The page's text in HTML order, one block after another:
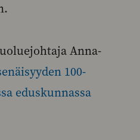
Anna-
100-
eduskunnassa